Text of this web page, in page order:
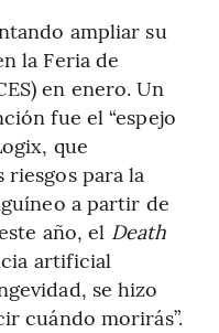
ampliar su
la Feria de
en enero. Un
fue el “espejo
que
para la
a partir de
año, el Death
artificial
se hizo
cuándo morirás”.